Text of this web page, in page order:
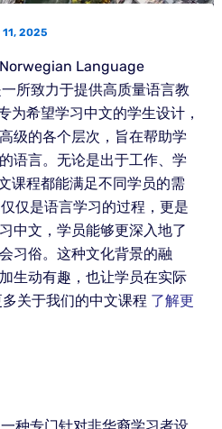
2025
Language
所致力于提供高质量语言教
为希望学习中文的学生设计，
级的各个层次，旨在帮助学
语言。无论是出于工作、学
课程都能满足不同学员的需
仅是语言学习的过程，更是
中文，学员能够更深入地了
习俗。这种文化背景的融
生动有趣，也让学员在实际
关于我们的中文课程 了解更